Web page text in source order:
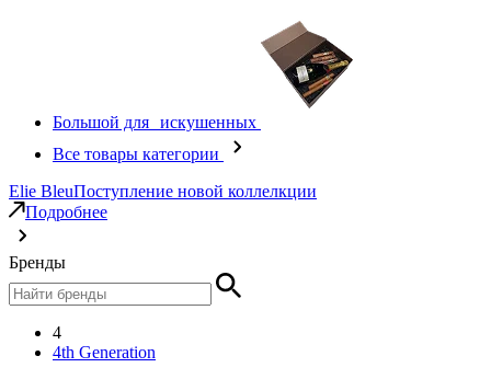
Большой для искушенных
Все товары категории
Elie BleuПоступление новой коллелкции
Подробнее
Бренды
4
4th Generation